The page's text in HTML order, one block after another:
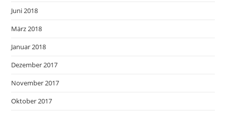
Juni 2018
März 2018
Januar 2018
Dezember 2017
November 2017
Oktober 2017